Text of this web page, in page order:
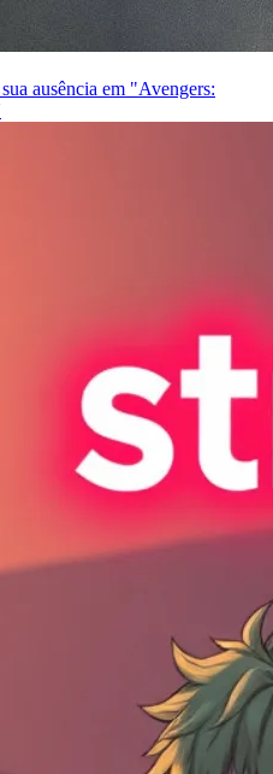
ausência em "Avengers: